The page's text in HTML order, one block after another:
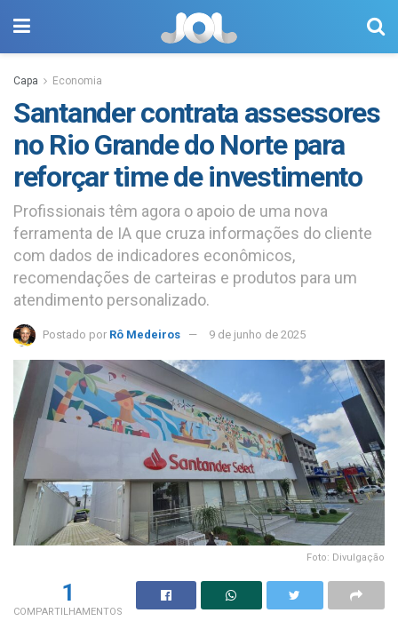
Capa Economia
Santander contrata assessores
no Rio Grande do Norte para
reforçar time de investimento
Profissionais têm agora o apoio de uma nova
ferramenta de IA que cruza informações do cliente
com dados de indicadores econômicos,
recomendações de carteiras e produtos para um
atendimento personalizado.
Postado por Rô Medeiros 9 de junho de 2025
Foto: Divulgação
1
COMPARTILHAMENTOS